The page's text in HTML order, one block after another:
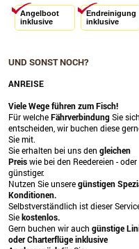
Angelboot
inklusive
Endreinigung
inklusive
UND SONST NOCH?
ANREISE
Viele Wege führen zum Fisch!
Für welcheFährverbindungSie
entscheiden, wir buchen diese
Sie mit.
Sie erhalten bei uns den gleichen
Preiswie bei den Reedereien - oder
günstiger.
Nutzen Sie unseregünstigen
Konditionen.
Selbstverständlich ist dieser
Siekostenlos.
Gern buchen wir auch günstige
oder Charterflügeinklusive